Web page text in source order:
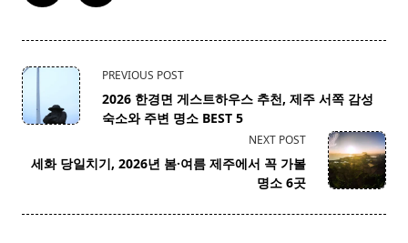
<span
class="nav-
subtitle
reader-
PREVIOUS POST
2026 한경면 게스트하우스 추천, 제주 서쪽 감성
숙소와 주변 명소 BEST 5
NEXT POST
세화 당일치기, 2026년 봄·여름 제주에서 꼭 가볼
명소 6곳